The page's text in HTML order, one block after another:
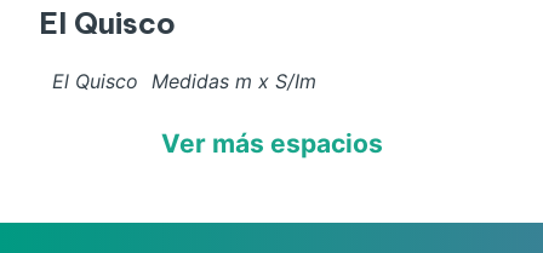
El Quisco
El Quisco Medidas m x S/Im
Ver más espacios